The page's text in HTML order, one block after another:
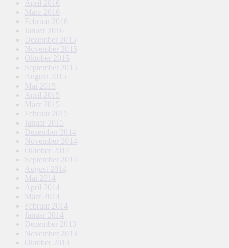
April 2016
März 2016
Februar 2016
Januar 2016
Dezember 2015
November 2015
Oktober 2015
September 2015
August 2015
Mai 2015
April 2015
März 2015
Februar 2015
Januar 2015
Dezember 2014
November 2014
Oktober 2014
September 2014
August 2014
Mai 2014
April 2014
März 2014
Februar 2014
Januar 2014
Dezember 2013
November 2013
Oktober 2013